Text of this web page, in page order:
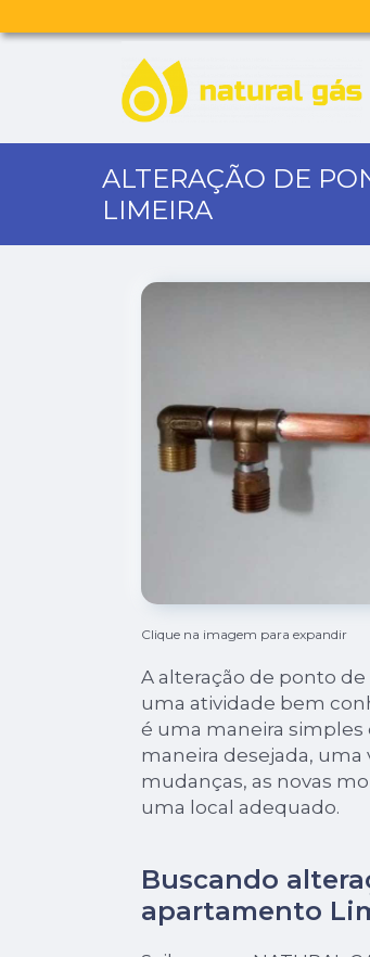
ALTERAÇÃO DE
LIMEIRA
Clique na imagem para expandir
A alteração de ponto
uma atividade bem
é uma maneira simples
maneira desejada,
mudanças, as novas
uma local adequado.
Buscando
apartamento